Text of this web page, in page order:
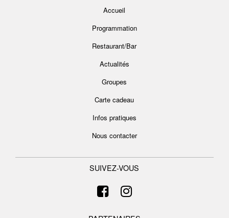
Accueil
Programmation
Restaurant/Bar
Actualités
Groupes
Carte cadeau
Infos pratiques
Nous contacter
SUIVEZ-VOUS